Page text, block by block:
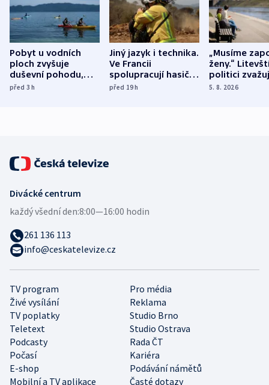
Pobyt u vodních
ploch zvyšuje
duševní pohodu,
ukázala
před 3h
Jiný jazyk i technika.
Ve Francii
spolupracují hasiči z
různých zemí
před 19h
„Musíme
ženy.“
politici
dohodu o
5. 8. 2026
TV program
Pro média
Živé vysílání
Reklama
TV poplatky
Studio Brno
Teletext
Studio Ostrava
Podcasty
Rada ČT
Počasí
Kariéra
E-shop
Podávání námětů
Mobilní a TV aplikace
Časté dotazy
Divácké centrum
každý všední den:8:00—16:00 hodin
261 136 113
info@ceskatelevize.cz